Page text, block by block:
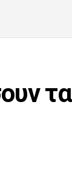
τα